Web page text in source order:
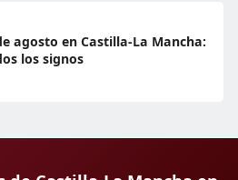
agosto en Castilla-La Mancha:
los signos